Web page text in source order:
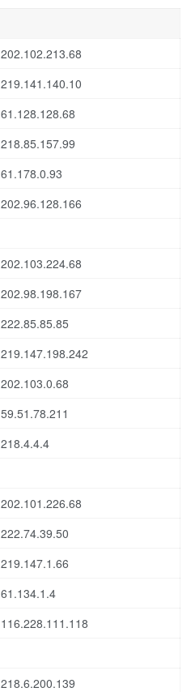
202.102.213.68
219.141.140.10
61.128.128.68
218.85.157.99
61.178.0.93
202.96.128.166
202.103.224.68
202.98.198.167
222.85.85.85
219.147.198.242
202.103.0.68
59.51.78.211
218.4.4.4
202.101.226.68
222.74.39.50
219.147.1.66
61.134.1.4
116.228.111.118
218.6.200.139